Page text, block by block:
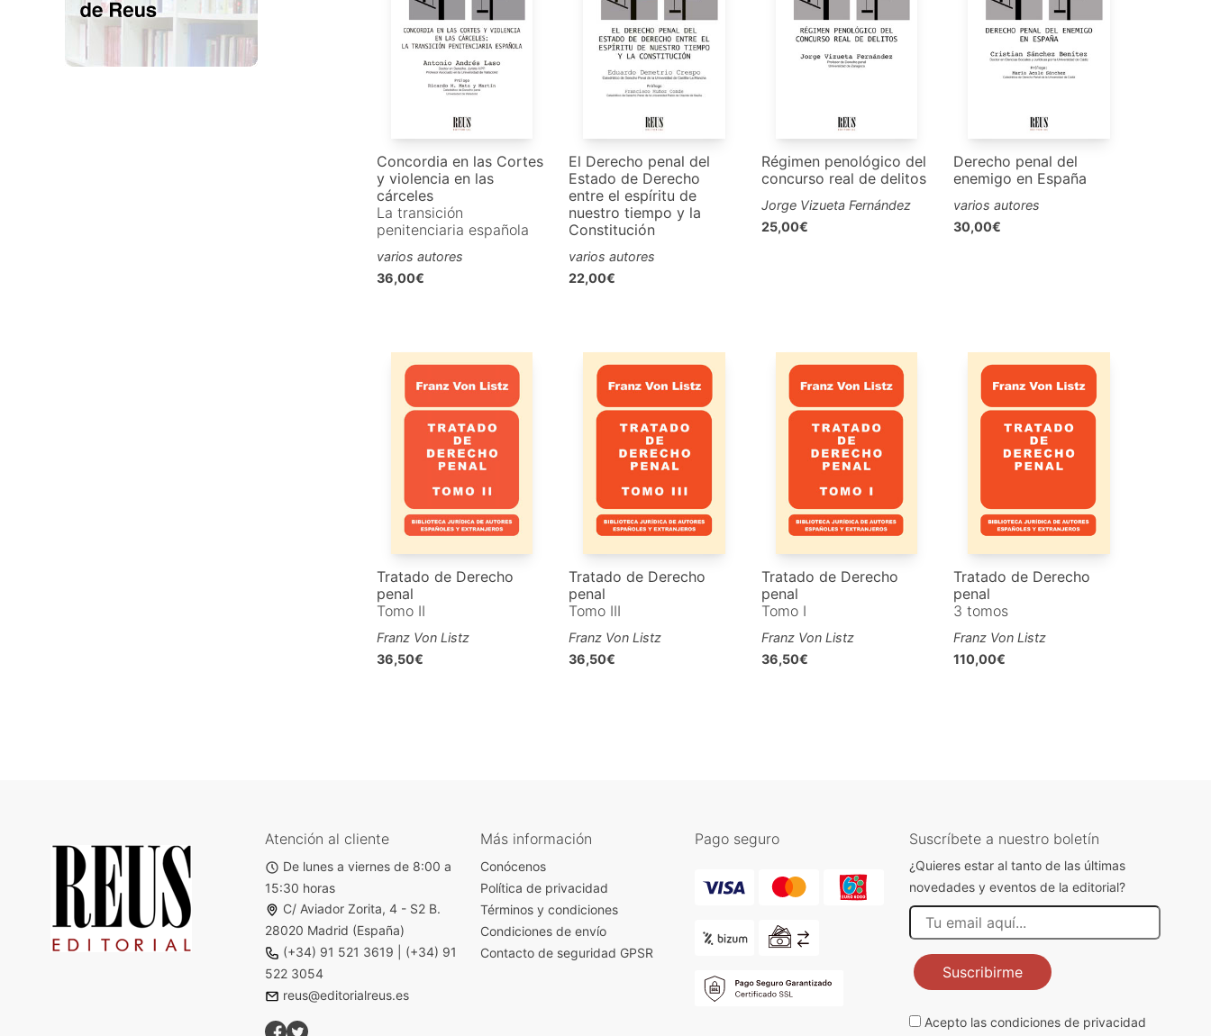
Concordia en las Cortes
y violencia en las
cárceles
La transición
penitenciaria española
varios autores
36,00€
El Derecho penal del
Estado de Derecho
entre el espíritu de
nuestro tiempo y la
Constitución
varios autores
22,00€
Régimen penológico del
concurso real de delitos
Jorge Vizueta Fernández
25,00€
Derecho penal del
enemigo en España
varios autores
30,00€
Tratado de Derecho
penal
Tomo II
Franz Von Listz
36,50€
Tratado de Derecho
penal
Tomo III
Franz Von Listz
36,50€
Tratado de Derecho
penal
Tomo I
Franz Von Listz
36,50€
Tratado de Derecho
penal
3 tomos
Franz Von Listz
110,00€
Atención al cliente
De lunes a viernes de 8:00 a
15:30 horas
C/ Aviador Zorita, 4 - S2 B.
28020 Madrid (España)
(+34) 91 521 3619
(+34) 91
522 3054
reus@editorialreus.es
Más información
Conócenos
Política de privacidad
Términos y condiciones
Condiciones de envío
Contacto de seguridad GPSR
Pago seguro Suscríbete a nuestro boletín
¿Quieres estar al tanto de las últimas
novedades y eventos de la editorial?
Suscribirme
Acepto las condiciones de privacidad